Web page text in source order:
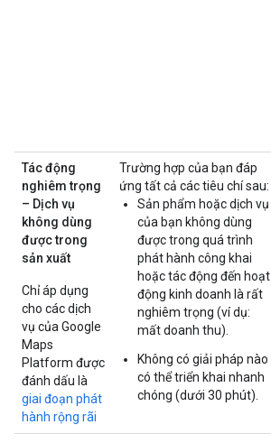
Tác động
nghiêm trọng
– Dịch vụ
không dùng
được trong
sản xuất
Chỉ áp dụng
cho các dịch
vụ của Google
Maps
Platform được
đánh dấu là
giai đoạn phát
hành rộng rãi
Trường hợp của bạn đáp
ứng tất cả các tiêu chí sau:
Sản phẩm hoặc dịch vụ
của bạn không dùng
được trong quá trình
phát hành công khai
hoặc tác động đến hoạt
động kinh doanh là rất
nghiêm trọng (ví dụ:
mất doanh thu).
Không có giải pháp nào
có thể triển khai nhanh
chóng (dưới 30 phút).